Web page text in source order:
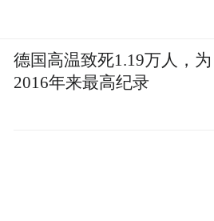
德国高温致死1.19万人，为
2016年来最高纪录